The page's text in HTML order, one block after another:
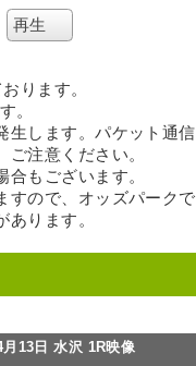
ります。
。
生します。パケット通信
注意ください。
合もございます。
すので、オッズパークで
あります。
13日 水沢 1R映像